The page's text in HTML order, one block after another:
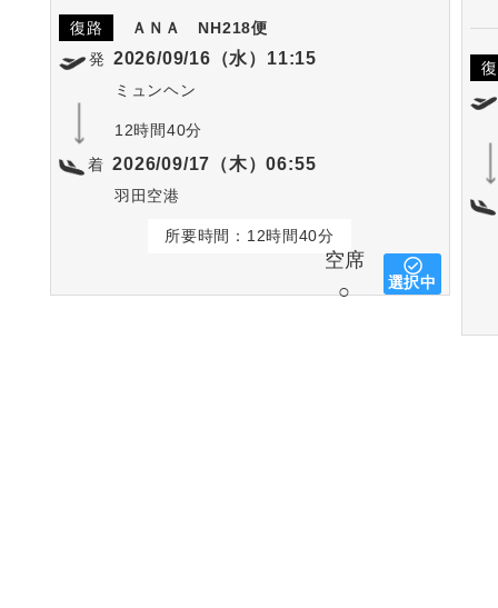
復路 ＡＮＡ
NH218便
発 2026/09/16（水）11:15
ミュンヘン
12時間40分
着 2026/09/17（木）06:55
羽田空港
所要時間：12時間40分
空席
○
選択中